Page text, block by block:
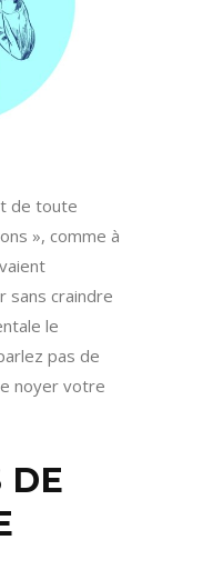
de toute
», comme à
sans craindre
le
pas de
noyer votre
DE